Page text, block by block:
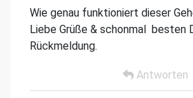
Wie genau funktioniert dieser
Liebe Grüße & schonmal besten
Rückmeldung.
Antworten